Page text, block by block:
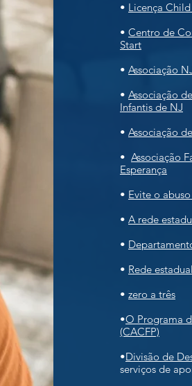
• Licença
• Centro de
Start
• Associação
• Associação
Infantis de NJ
• Associação
• Associação
Esperança
• Evite o
• A rede
•
• Rede
• zero a três
•O Programa
(CACFP)
•Divisão de
serviços de